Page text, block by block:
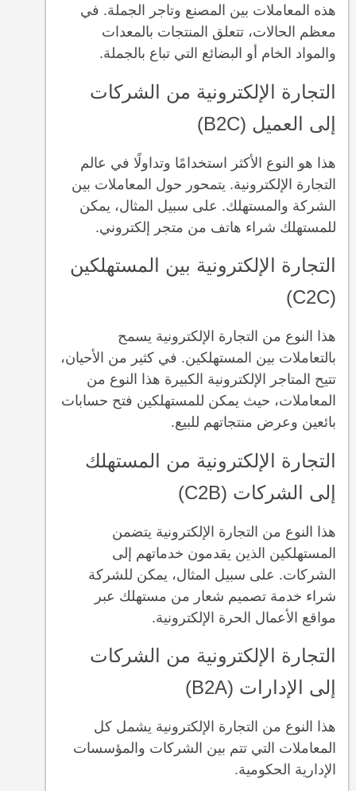
هذه المعاملات بين المصنع وتاجر الجملة. في
معظم الحالات، تتعلق المنتجات بالمعدات
والمواد الخام أو البضائع التي تباع بالجملة.
التجارة الإلكترونية من الشركات
إلى العميل (B2C)
هذا هو النوع الأكثر استخدامًا وتداولًا في عالم
التجارة الإلكترونية. يتمحور حول المعاملات بين
الشركة والمستهلك. على سبيل المثال، يمكن
للمستهلك شراء هاتف من متجر إلكتروني.
التجارة الإلكترونية بين المستهلكين
(C2C)
هذا النوع من التجارة الإلكترونية يسمح
بالتعاملات بين المستهلكين. في كثير من الأحيان،
تتيح المتاجر الإلكترونية الكبيرة هذا النوع من
المعاملات، حيث يمكن للمستهلكين فتح حسابات
بائعين وعرض منتجاتهم للبيع.
التجارة الإلكترونية من المستهلك
إلى الشركات (C2B)
هذا النوع من التجارة الإلكترونية يتضمن
المستهلكين الذين يقدمون خدماتهم إلى
الشركات. على سبيل المثال، يمكن للشركة
شراء خدمة تصميم شعار من مستهلك عبر
مواقع الأعمال الحرة الإلكترونية.
التجارة الإلكترونية من الشركات
إلى الإدارات (B2A)
هذا النوع من التجارة الإلكترونية يشمل كل
المعاملات التي تتم بين الشركات والمؤسسات
الإدارية الحكومية.